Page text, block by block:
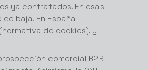
ya contratados. En esas
baja. En España
de cookies), y
comercial B2B